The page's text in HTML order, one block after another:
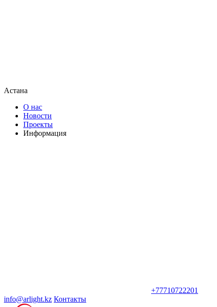
Астана
О нас
Новости
Проекты
Информация
+77710722201
info@arlight.kz Контакты